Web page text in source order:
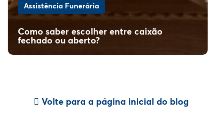
Assistência Funerária
Como saber escolher entre caixão
fechado ou aberto?
Volte para a página inicial do blog